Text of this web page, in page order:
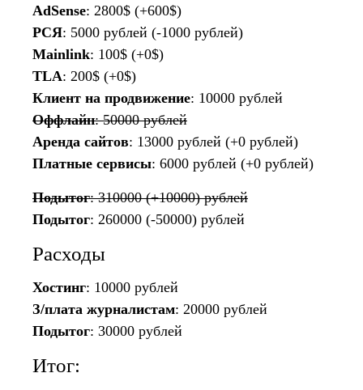
AdSense: 2800$ (+600$)
РСЯ: 5000 рублей (-1000 рублей)
Mainlink: 100$ (+0$)
TLA: 200$ (+0$)
Клиент на продвижение: 10000 рублей
Оффлайн: 50000 рублей
Аренда сайтов: 13000 рублей (+0 рублей)
Платные сервисы: 6000 рублей (+0 рублей)
Подытог: 310000 (+10000) рублей
Подытог: 260000 (-50000) рублей
Расходы
Хостинг: 10000 рублей
З/плата журналистам: 20000 рублей
Подытог: 30000 рублей
Итог: